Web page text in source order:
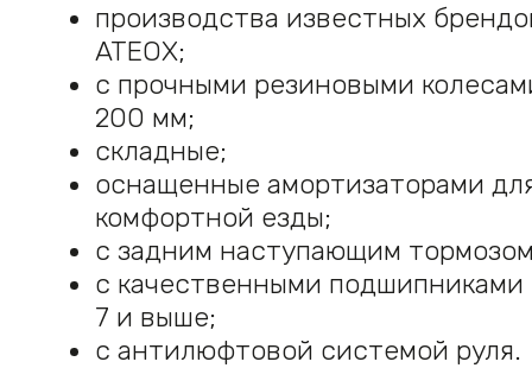
производства известных
ATEOX;
с прочными резиновыми
200 мм;
складные;
оснащенные амортизаторами
комфортной езды;
с задним наступающим
с качественными подшипниками
7 и выше;
с антилюфтовой системой руля.